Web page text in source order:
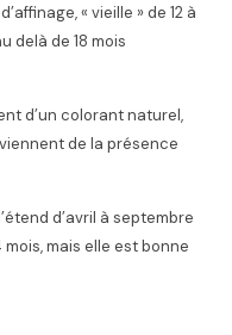
« vieille »de 12 à
delà de 18 mois
d’un colorant naturel,
de la présence
d’avril à septembre
mais elle est bonne